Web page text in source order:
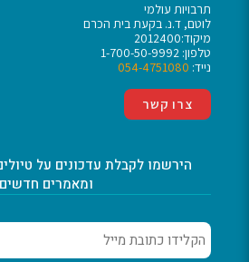
תרבויות עולמי
לוטם, ד.נ. בקעת בית הכרם
מיקוד:2012400
טלפון: 1-700-50-9992
נייד:054-4751080
צרו קשר
הירשמו לקבלת עדכונים על
ומאמרים חדשים